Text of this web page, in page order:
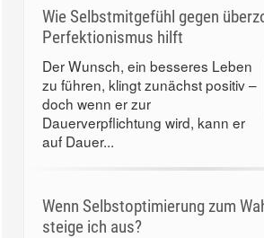
Wie Selbstmitgefühl gegen
Perfektionismus hilft
Der Wunsch, ein besseres Leben
zu führen, klingt zunächst positiv –
doch wenn er zur
Dauerverpflichtung wird, kann er
auf Dauer...
Wenn Selbstoptimierung zum
steige ich aus?